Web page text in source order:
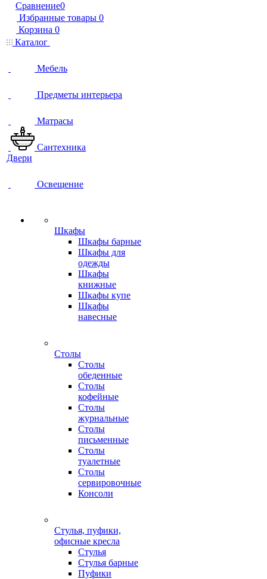
Сравнение0
Избранные товары 0
Корзина 0
Каталог
Мебель
Предметы интерьера
Матрасы
Сантехника
Двери
Освещение
Шкафы
Шкафы барные
Шкафы для
одежды
Шкафы
книжные
Шкафы купе
Шкафы
навесные
Столы
Столы
обеденные
Столы
кофейные
Столы
журнальные
Столы
письменные
Столы
туалетные
Столы
сервировочные
Консоли
Стулья, пуфики,
офисные кресла
Стулья
Стулья барные
Пуфики